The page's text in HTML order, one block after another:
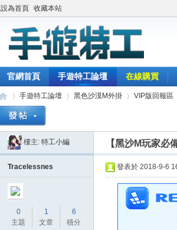
設為首頁 收藏本站
官網首頁 手遊特工論壇 在線購買
»
手遊特工論壇
›
黑色沙漠M外掛
›
VIP版回報區
›
樓主: 特工小編 【黑沙M玩家
Tracelessnes
0
主題
1
文章
6
積分
發表於 2018-9-6